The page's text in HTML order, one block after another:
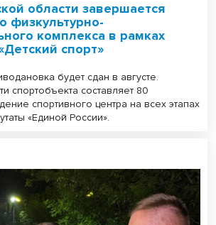
области завершается
физкультурно-
комплекса в рамках
спорт»
будет сдан в августе.
спортобъекта составляет 80
спортивного центра на всех этапах
«Единой России».